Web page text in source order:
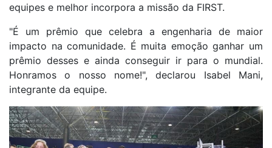
equipes e melhor incorpora a missão da FIRST.
"É um prêmio que celebra a engenharia de maior
impacto na comunidade. É muita emoção ganhar um
prêmio desses e ainda conseguir ir para o mundial.
Honramos o nosso nome!", declarou Isabel Mani,
integrante da equipe.